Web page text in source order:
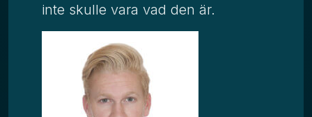
inte skulle vara vad den är.